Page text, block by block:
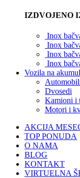
IZDVOJENO
Inox
Inox
Inox
Inox
Vozila na
Dvosedi
Kamioni i
Motori i
AKCIJA
TOP PONUDA
O NAMA
BLOG
KONTAKT
VIRTUELNA